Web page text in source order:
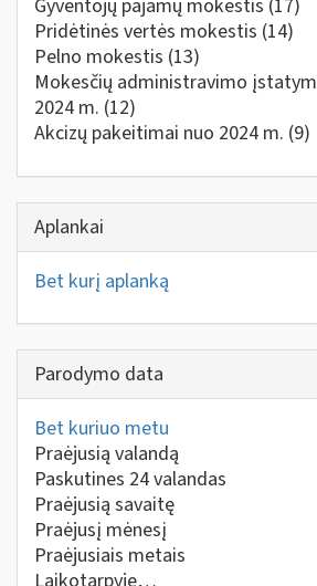
Gyventojų pajamų mokestis (17)
Pridėtinės vertės mokestis (14)
Pelno mokestis (13)
Mokesčių administravimo
2024 m. (12)
Akcizų pakeitimai nuo 2024 m. (9)
Aplankai
Bet kurį aplanką
Parodymo data
Bet kuriuo metu
Praėjusią valandą
Paskutines 24 valandas
Praėjusią savaitę
Praėjusį mėnesį
Praėjusiais metais